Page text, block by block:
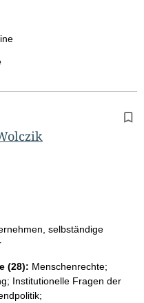
selbständige
(28): Menschenrechte;
Institutionelle Fragen der